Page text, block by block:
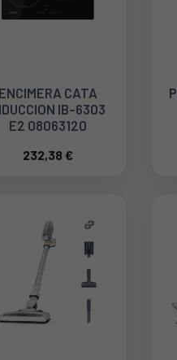
ENCIMERA CATA
IB-6303
E2 08063120
232,38 €